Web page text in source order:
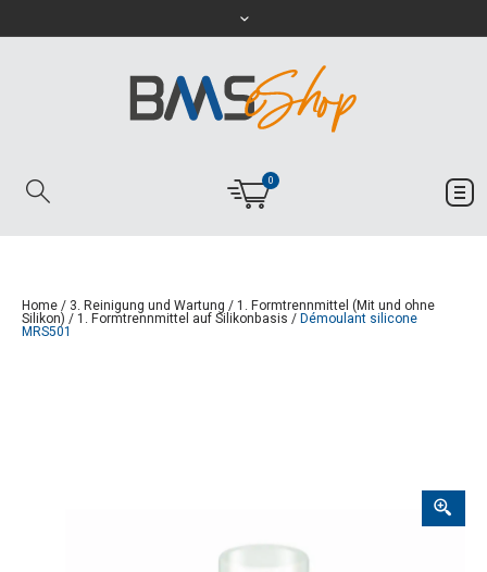
0
Home/ 3. Reinigung und Wartung /1. Formtrennmittel (Mit und ohne
Silikon) /1. Formtrennmittel auf Silikonbasis /Démoulant silicone
MRS501